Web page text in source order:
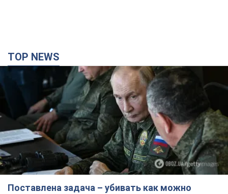
TOP NEWS
Поставлена задача – убивать как можно